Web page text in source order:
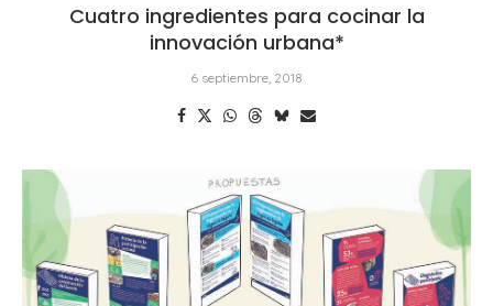
Cuatro ingredientes para cocinar la
innovación urbana*
6 septiembre, 2018